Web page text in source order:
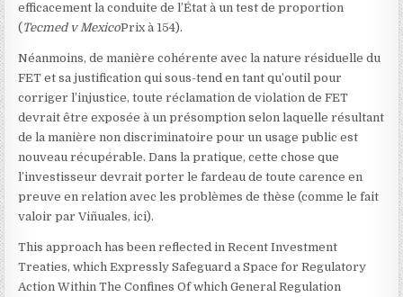
efficacement la conduite de l’État à un test de proportion
( Tecmed v MexicoPrixà 154).
Néanmoins, de manière cohérente avec la nature résiduelle du
FET et sa justification qui sous-tend en tant qu’outil pour
corriger l’injustice, toute réclamation de violation de FET
devrait être exposée à un présomption selon laquelle résultant
de la manière non discriminatoire pour un usage public est
nouveau récupérable. Dans la pratique, cette chose que
l’investisseur devrait porter le fardeau de toute carence en
preuve en relation avec les problèmes de thèse (comme le fait
valoir par Viñuales, ici).
This approach has been reflected in Recent Investment
Treaties, which Expressly Safeguard a Space for Regulatory
Action Within The Confines Of which General Regulation